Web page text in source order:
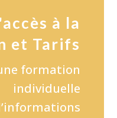
à la
et Tarifs
formation
individuelle